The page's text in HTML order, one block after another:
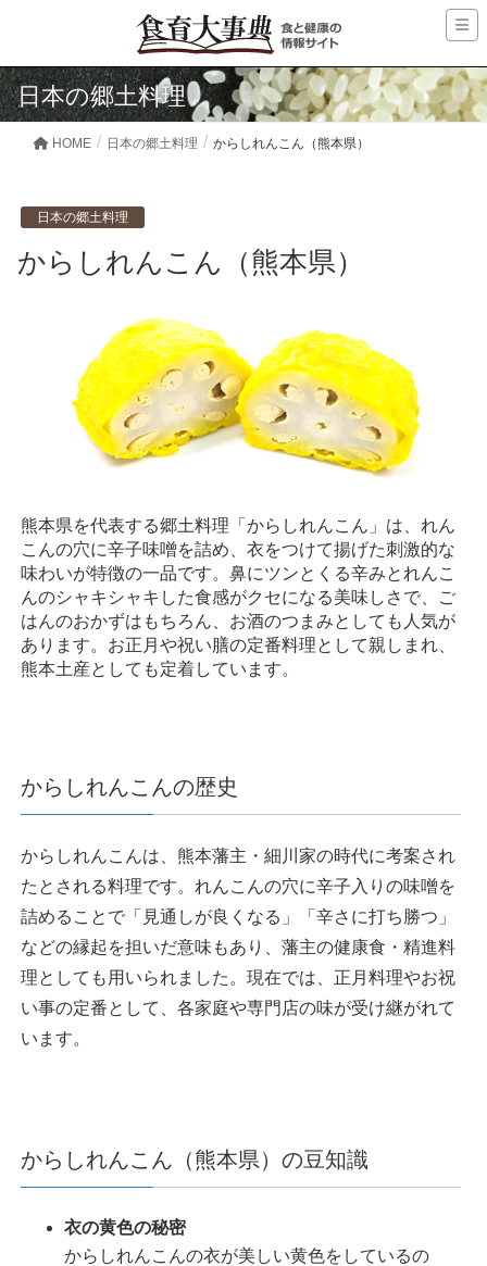
日本の郷土料理
HOME 日本の郷土料理 からしれんこん（熊本県）
日本の郷土料理
からしれんこん（熊本県）
熊本県を代表する郷土料理「からしれんこん」は、れん
こんの穴に辛子味噌を詰め、衣をつけて揚げた刺激的な
味わいが特徴の一品です。鼻にツンとくる辛みとれんこ
んのシャキシャキした食感がクセになる美味しさで、ご
はんのおかずはもちろん、お酒のつまみとしても人気が
あります。お正月や祝い膳の定番料理として親しまれ、
熊本土産としても定着しています。
からしれんこんの歴史
からしれんこんは、熊本藩主・細川家の時代に考案され
たとされる料理です。れんこんの穴に辛子入りの味噌を
詰めることで「見通しが良くなる」「辛さに打ち勝つ」
などの縁起を担いだ意味もあり、藩主の健康食・精進料
理としても用いられました。現在では、正月料理やお祝
い事の定番として、各家庭や専門店の味が受け継がれて
います。
からしれんこん（熊本県）の豆知識
衣の黄色の秘密
からしれんこんの衣が美しい黄色をしているの